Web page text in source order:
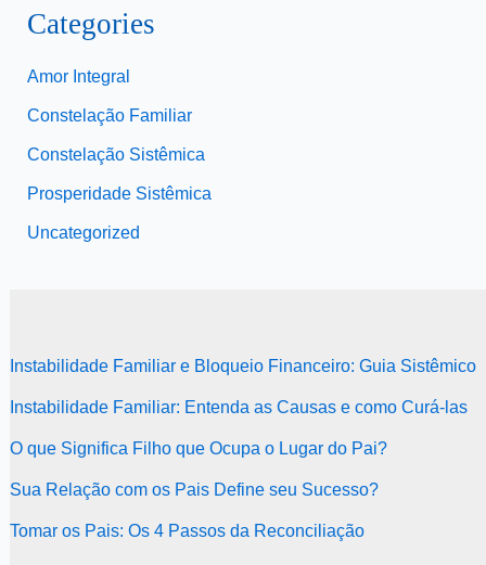
Categories
Amor Integral
Constelação Familiar
Constelação Sistêmica
Prosperidade Sistêmica
Uncategorized
Instabilidade Familiar e Bloqueio Financeiro: Guia Sistêmico
Instabilidade Familiar: Entenda as Causas e como Curá-las
O que Significa Filho que Ocupa o Lugar do Pai?
Sua Relação com os Pais Define seu Sucesso?
Tomar os Pais: Os 4 Passos da Reconciliação